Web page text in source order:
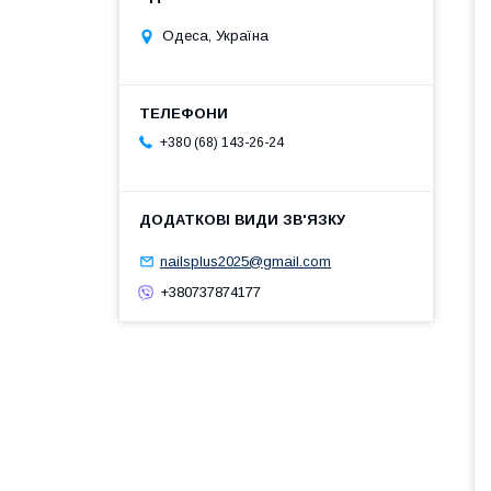
Одеса, Україна
+380 (68) 143-26-24
nailsplus2025@gmail.com
+380737874177